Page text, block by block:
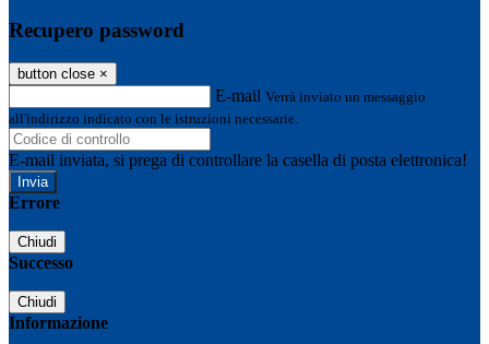
Recupero password
button close ×
E-mail Verrà inviato un messaggio
all'indirizzo indicato con le istruzioni necessarie.
E-mail inviata, si prega di controllare la casella di posta elettronica!
Errore
Chiudi
Successo
Chiudi
Informazione